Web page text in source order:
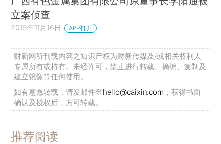
立案侦查
2015年11月16日 APP打开
财新网所刊载内容之知识产权为财新传媒及/或相关权利人
专属所有或持有。未经许可，禁止进行转载、摘编、复制及
建立镜像等任何使用。
如有意愿转载，请发邮件至hello@caixin.com ，获得书面
确认及授权后，方可转载。
推荐阅读